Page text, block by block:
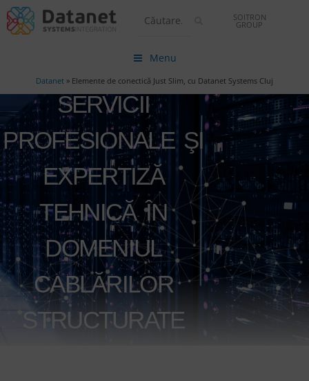
SOITRON
GROUP
Menu
Datanet » Elemente de conectică Just Slim, cu Datanet Systems Cluj
SERVICII
PROFESIONALE ŞI
EXPERTIZĂ
TEHNICĂ ÎN
DOMENIUL
CABLĂRILOR
STRUCTURATE​